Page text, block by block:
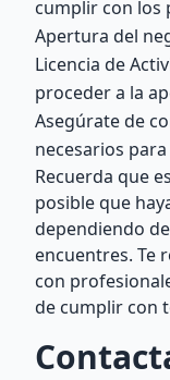
cumplir con los
Apertura del
Licencia de
proceder a la
Asegúrate de
necesarios
Recuerda que
posible que
dependiendo
encuentres. Te
con
de cumplir con